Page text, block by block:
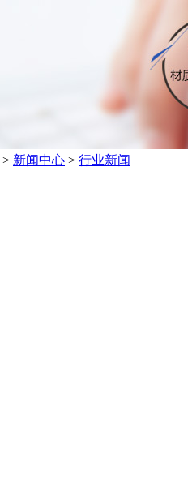
> 新闻中心 > 行业新闻